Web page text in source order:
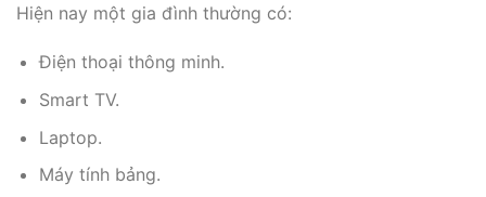
Hiện nay một gia đình thường có:
Điện thoại thông minh.
Smart TV.
Laptop.
Máy tính bảng.